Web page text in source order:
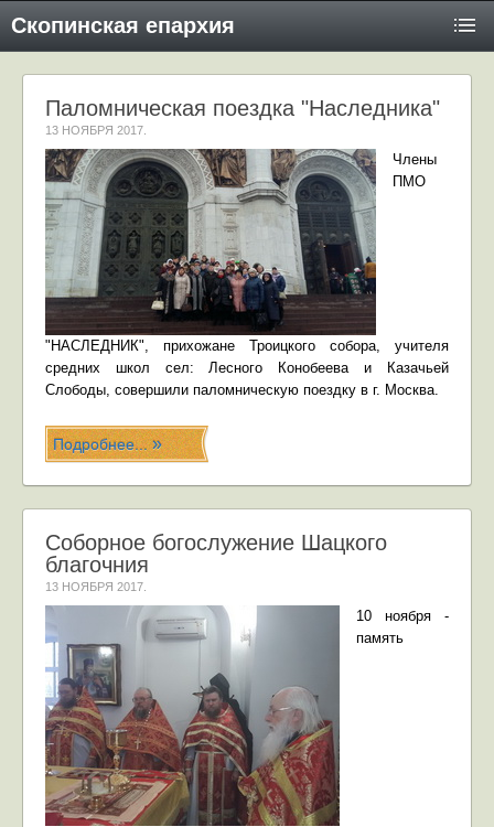
Скопинская епархия
Паломническая поездка "Наследника"
13 НОЯБРЯ 2017
Члены
ПМО
"НАСЛЕДНИК", прихожане Троицкого собора, учителя
средних школ сел: Лесного Конобеева и Казачьей
Слободы, совершили паломническую поездку в г. Москва.
Подробнее...
Соборное богослужение Шацкого
благочния
13 НОЯБРЯ 2017
10 ноября -
память